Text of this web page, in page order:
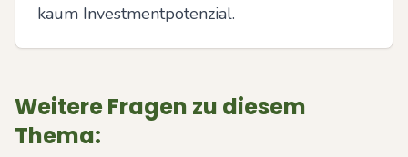
kaum Investmentpotenzial.
Weitere Fragen zu diesem
Thema: